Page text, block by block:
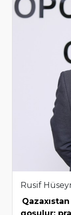
Rusif
qoşulur: